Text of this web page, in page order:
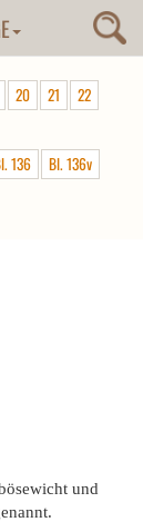
20 21
22
136
Bl. 136v
und